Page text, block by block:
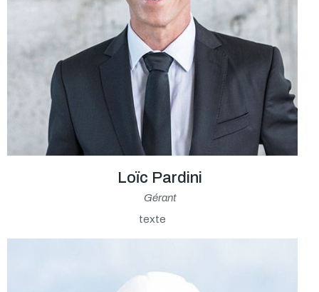
Loïc Pardini
Gérant
texte